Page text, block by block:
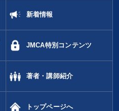
新着情報
JMCA特別コンテンツ
著者・講師紹介
トップページへ